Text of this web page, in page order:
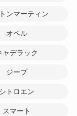
ンマーティン
オペル
ャデラック
ジープ
シトロエン
スマート